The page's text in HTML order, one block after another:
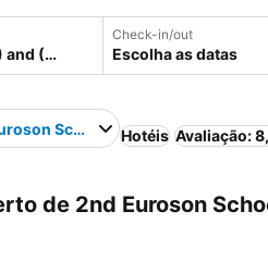
Check-in/out
Escolha as datas
School in (CEUS) and (EUS)
Hotéis Avaliação:
de 2nd Euroson